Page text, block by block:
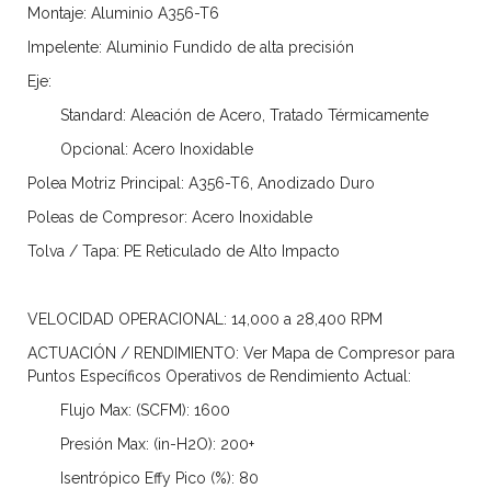
Montaje: Aluminio A356-T6
Impelente: Aluminio Fundido de alta precisión
Eje:
Standard: Aleación de Acero, Tratado Térmicamente
Opcional: Acero Inoxidable
Polea Motriz Principal: A356-T6, Anodizado Duro
Poleas de Compresor: Acero Inoxidable
Tolva / Tapa: PE Reticulado de Alto Impacto
VELOCIDAD OPERACIONAL: 14,000 a 28,400 RPM
ACTUACIÓN / RENDIMIENTO: Ver Mapa de Compresor para
Puntos Específicos Operativos de Rendimiento Actual:
Flujo Max: (SCFM): 1600
Presión Max: (in-H2O): 200+
Isentrópico Effy Pico (%): 80